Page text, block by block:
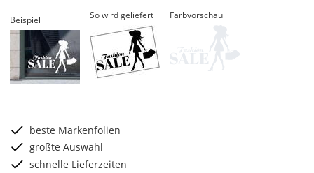
Beispiel So wird geliefert Farbvorschau
beste Markenfolien
größte Auswahl
schnelle Lieferzeiten